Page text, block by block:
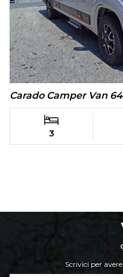
Carado Camper Van
3
Scrivici per